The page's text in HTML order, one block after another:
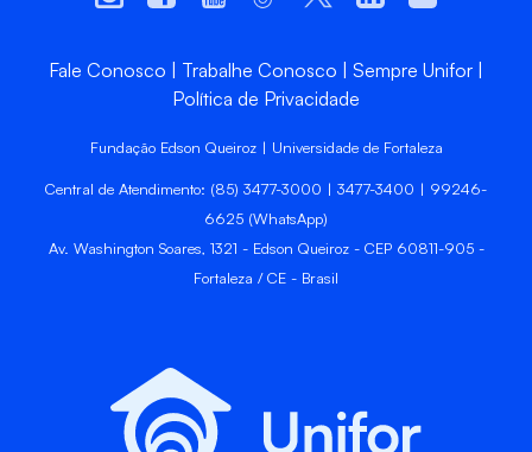
Fale Conosco Trabalhe Conosco
Sempre Unifor
Política de Privacidade
Fundação Edson Queiroz | Universidade de Fortaleza
Central de Atendimento: (85) 3477-3000 | 3477-3400 | 99246-
6625 (WhatsApp)
Av. Washington Soares, 1321 - Edson Queiroz - CEP 60811-905 -
Fortaleza / CE - Brasil